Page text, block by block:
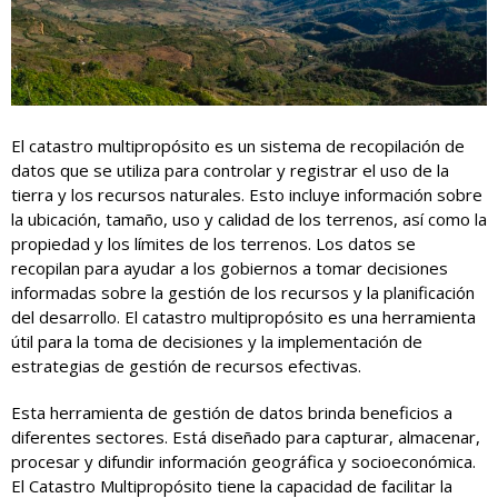
El catastro multipropósito es un sistema de recopilación de
datos que se utiliza para controlar y registrar el uso de la
tierra y los recursos naturales. Esto incluye información sobre
la ubicación, tamaño, uso y calidad de los terrenos, así como la
propiedad y los límites de los terrenos. Los datos se
recopilan para ayudar a los gobiernos a tomar decisiones
informadas sobre la gestión de los recursos y la planificación
del desarrollo. El catastro multipropósito es una herramienta
útil para la toma de decisiones y la implementación de
estrategias de gestión de recursos efectivas.
Esta herramienta de gestión de datos brinda beneficios a
diferentes sectores. Está diseñado para capturar, almacenar,
procesar y difundir información geográfica y socioeconómica.
El Catastro Multipropósito tiene la capacidad de facilitar la